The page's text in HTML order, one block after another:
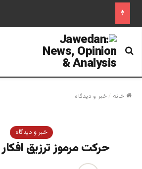
جستجو برای
خانه /خبر و دیدگاه
خبر و دیدگاه
حرکت مرموز ترزیق افکار